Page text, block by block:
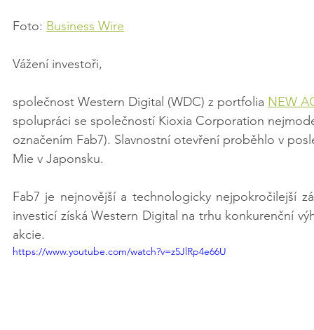
Foto: Business Wire
Vážení investoři,
společnost Western Digital (WDC) z portfolia NEW
spolupráci se společností Kioxia Corporation
označením Fab7). Slavnostní otevření proběhlo v
Mie v Japonsku.
Fab7 je nejnovější a technologicky nejpokročilejší
investicí získá Western Digital na trhu konkurenční
akcie.
https://www.youtube.com/watch?v=z5JlRp4e66U